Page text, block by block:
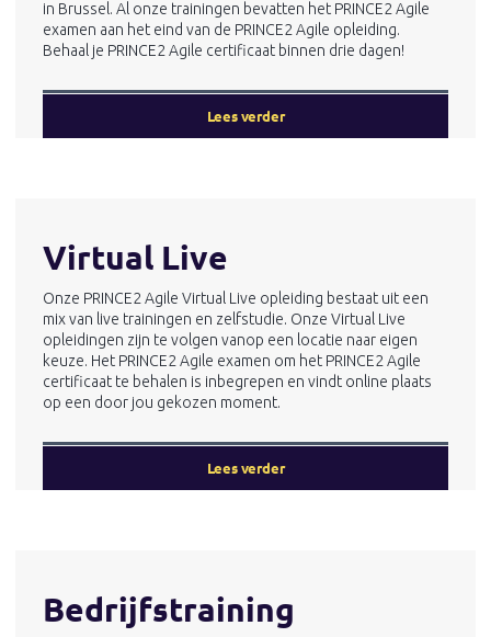
in Brussel. Al onze trainingen bevatten het PRINCE2 Agile
examen aan het eind van de PRINCE2 Agile opleiding.
Behaal je PRINCE2 Agile certificaat binnen drie dagen!
Lees verder
Virtual Live
Onze PRINCE2 Agile Virtual Live opleiding bestaat uit een
mix van live trainingen en zelfstudie. Onze Virtual Live
opleidingen zijn te volgen vanop een locatie naar eigen
keuze. Het PRINCE2 Agile examen om het PRINCE2 Agile
certificaat te behalen is inbegrepen en vindt online plaats
op een door jou gekozen moment.
Lees verder
Bedrijfstraining